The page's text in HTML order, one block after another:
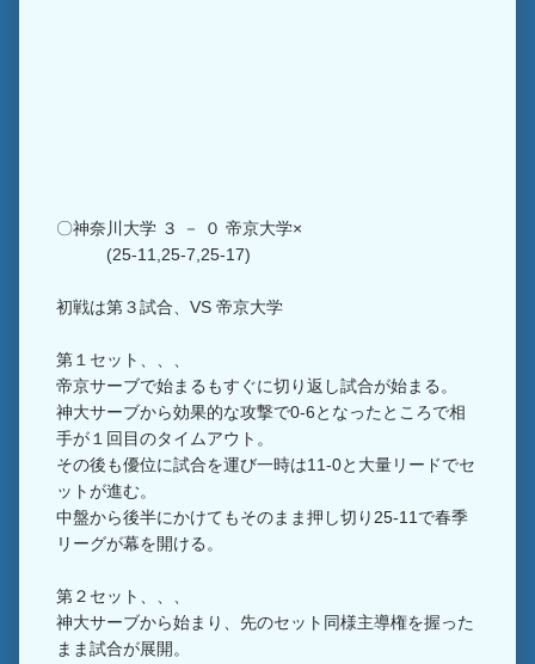
〇神奈川大学 ３ － ０ 帝京大学×
(25-11,25-7,25-17)
初戦は第３試合、VS 帝京大学
第１セット、、、
帝京サーブで始まるもすぐに切り返し試合が始まる。
神大サーブから効果的な攻撃で0-6となったところで相
手が１回目のタイムアウト。
その後も優位に試合を運び一時は11-0と大量リードでセ
ットが進む。
中盤から後半にかけてもそのまま押し切り25-11で春季
リーグが幕を開ける。
第２セット、、、
神大サーブから始まり、先のセット同様主導権を握った
まま試合が展開。